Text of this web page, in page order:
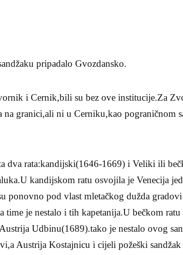
pripadalo Gvozdansko.
i Cernik,bili su bez ove institucije.Za
granici,ali ni u Cerniku,kao pograničnom
dva rata:kandijski(1646-1669) i Veliki ili
kandijskom ratu osvojila je Venecija
ponovno pod vlast mletačkog dužda
je nestalo i tih kapetanija.U bečkom
Udbinu(1689).tako je nestalo ovog
Austrija Kostajnicu i cijeli požeški